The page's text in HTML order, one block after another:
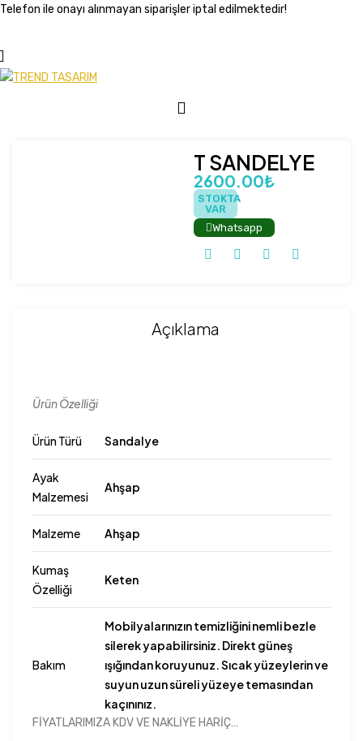
Telefon ile onayı alınmayan siparişler iptal edilmektedir!
T SANDELYE
2600.00₺
STOKTA
VAR
Whatsapp
Açıklama
Ürün Özelliği
Ürün Türü Sandalye
Ayak
Malzemesi
Ahşap
Malzeme Ahşap
Kumaş
Özelliği
Keten
Bakım
Mobilyalarınızın temizliğini nemli bezle
silerek yapabilirsiniz. Direkt güneş
ışığından koruyunuz. Sıcak yüzeylerin ve
suyun uzun süreli yüzeye temasından
kaçınınız.
FİYATLARIMIZA KDV VE NAKLİYE HARİÇ…